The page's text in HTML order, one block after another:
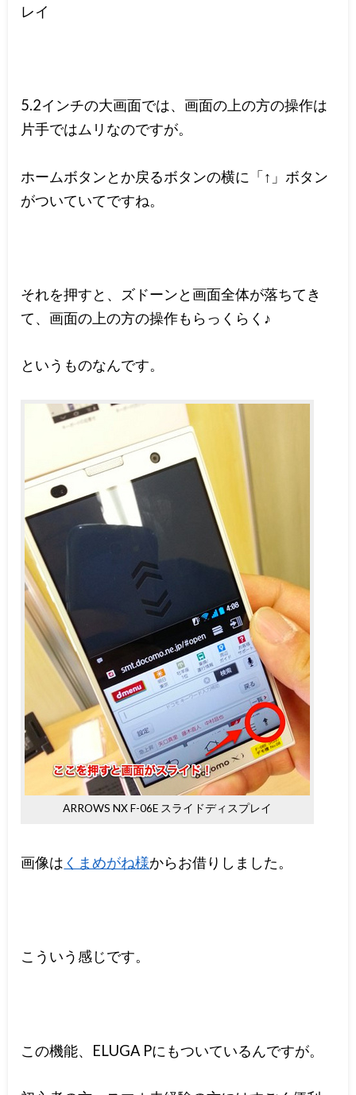
レイ
5.2インチの大画面では、画面の上の方の操作は
片手ではムリなのですが。
ホームボタンとか戻るボタンの横に「↑」ボタン
がついていてですね。
それを押すと、ズドーンと画面全体が落ちてき
て、画面の上の方の操作もらっくらく♪
というものなんです。
ARROWS NX F-06E スライドディスプレイ
画像は くまめがね様からお借りしました。
こういう感じです。
この機能、ELUGA Pにもついているんですが。